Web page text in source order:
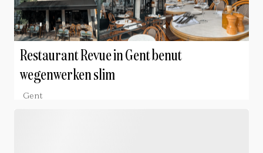
Restaurant Revue in Gent benut
wegenwerken slim
Gent